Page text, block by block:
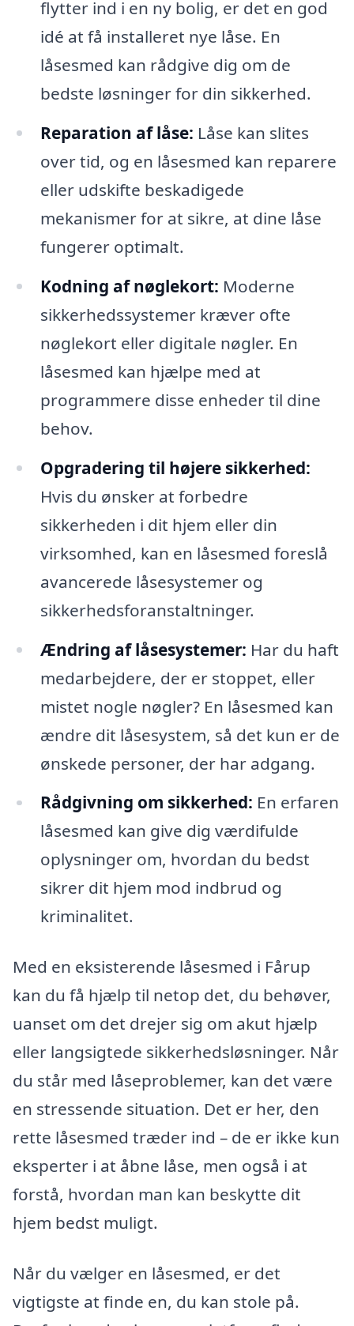
flytter ind i en ny bolig, er det en god
idé at få installeret nye låse. En
låsesmed kan rådgive dig om de
bedste løsninger for din sikkerhed.
Reparation af låse: Låse kan slites
over tid, og en låsesmed kan reparere
eller udskifte beskadigede
mekanismer for at sikre, at dine låse
fungerer optimalt.
Kodning af nøglekort: Moderne
sikkerhedssystemer kræver ofte
nøglekort eller digitale nøgler. En
låsesmed kan hjælpe med at
programmere disse enheder til dine
behov.
Opgradering til højere sikkerhed:
Hvis du ønsker at forbedre
sikkerheden i dit hjem eller din
virksomhed, kan en låsesmed foreslå
avancerede låsesystemer og
sikkerhedsforanstaltninger.
Ændring af låsesystemer: Har du haft
medarbejdere, der er stoppet, eller
mistet nogle nøgler? En låsesmed kan
ændre dit låsesystem, så det kun er de
ønskede personer, der har adgang.
Rådgivning om sikkerhed: En erfaren
låsesmed kan give dig værdifulde
oplysninger om, hvordan du bedst
sikrer dit hjem mod indbrud og
kriminalitet.
Med en eksisterende låsesmed i Fårup
kan du få hjælp til netop det, du behøver,
uanset om det drejer sig om akut hjælp
eller langsigtede sikkerhedsløsninger. Når
du står med låseproblemer, kan det være
en stressende situation. Det er her, den
rette låsesmed træder ind – de er ikke kun
eksperter i at åbne låse, men også i at
forstå, hvordan man kan beskytte dit
hjem bedst muligt.
Når du vælger en låsesmed, er det
vigtigste at finde en, du kan stole på.